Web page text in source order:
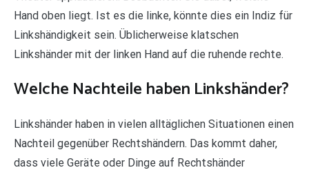
Hand oben liegt. Ist es die linke, könnte dies ein Indiz für
Linkshändigkeit sein. Üblicherweise klatschen
Linkshänder mit der linken Hand auf die ruhende rechte.
Welche Nachteile haben Linkshänder?
Linkshänder haben in vielen alltäglichen Situationen einen
Nachteil gegenüber Rechtshändern. Das kommt daher,
dass viele Geräte oder Dinge auf Rechtshänder